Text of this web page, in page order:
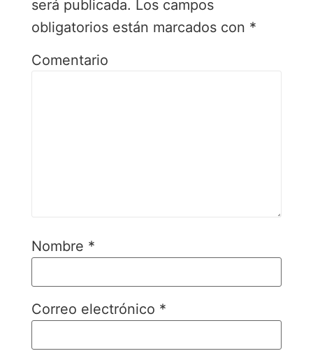
será publicada. Los campos
obligatorios están marcados con *
Comentario
Nombre *
Correo electrónico *